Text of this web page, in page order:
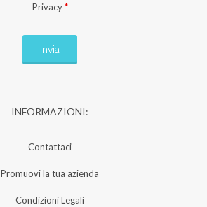
Privacy *
INFORMAZIONI:
Contattaci
Promuovi la tua azienda
Condizioni Legali